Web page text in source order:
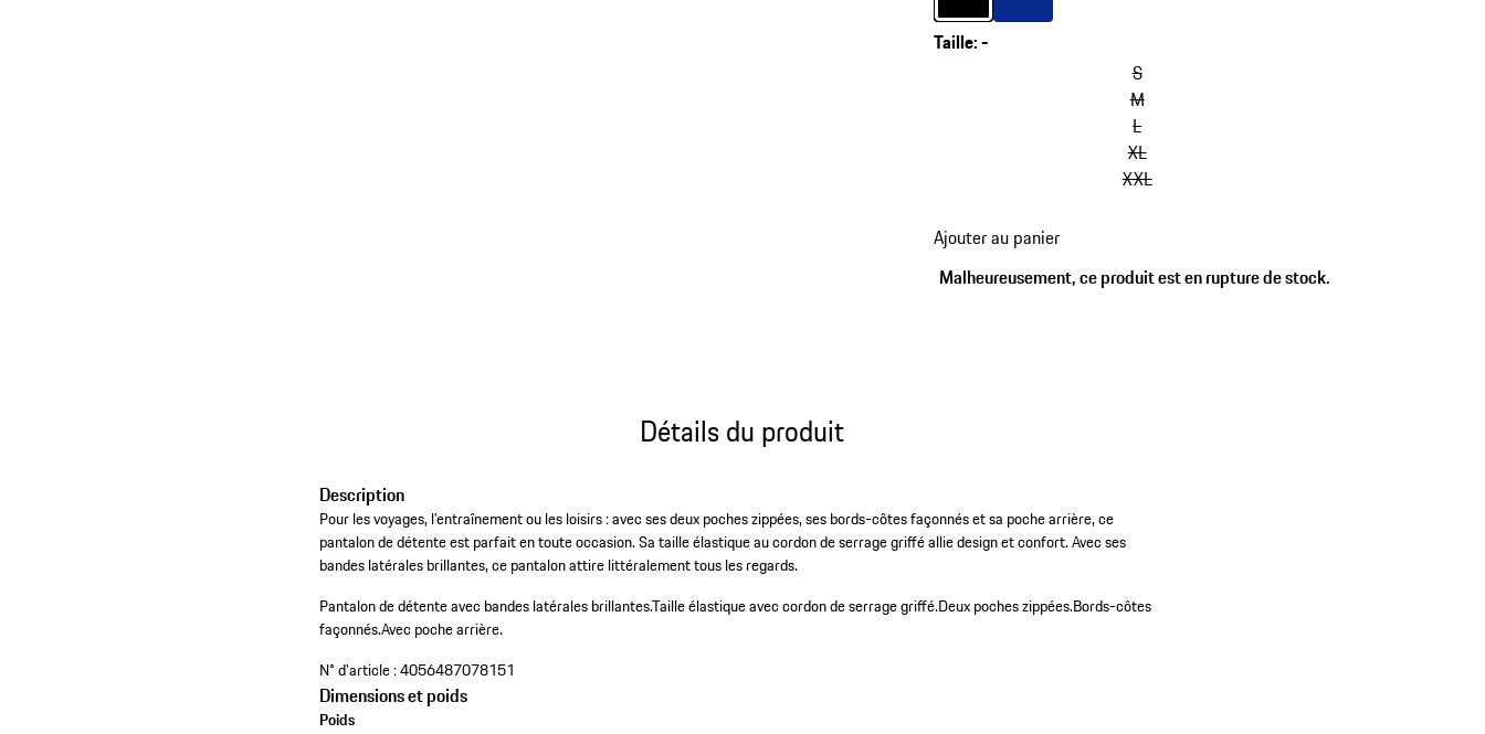
Taille:-
S
M
L
XL
XXL
Ajouter au panier
Malheureusement, ce produit est en rupture de stock.
Détails du produit
Description
Pour les voyages, l’entraînement ou les loisirs : avec ses deux poches zippées, ses bords-côtes façonnés et sa poche arrière, ce
pantalon de détente est parfait en toute occasion. Sa taille élastique au cordon de serrage griffé allie design et confort. Avec ses
bandes latérales brillantes, ce pantalon attire littéralement tous les regards.
Pantalon de détente avec bandes latérales brillantes.Taille élastique avec cordon de serrage griffé.Deux poches zippées.Bords-côtes
façonnés.Avec poche arrière.
N° d'article :4056487078151
Dimensions et poids
Poids